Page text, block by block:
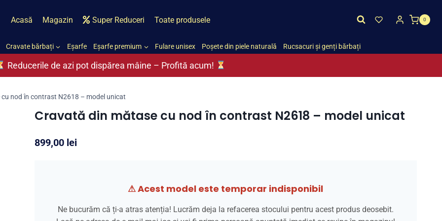
Acasă Magazin Super Reduceri Toate produsele 0
Cravate bărbați Eșarfe Eșarfe premium Fulare unisex Poșete din piele naturală Rucsacuri și genți bărbați
Reducerile de azi pot dispărea mâine – Profită acum!
nod în contrast N2618 – model unicat
Cravată din mătase cu nod în contrast N2618 – model unicat
899,00 lei
⚠ Acest model este temporar indisponibil
Ne bucurăm că ți-a atras atenția! Lucrăm deja la refacerea stocului pentru acest produs deosebit.